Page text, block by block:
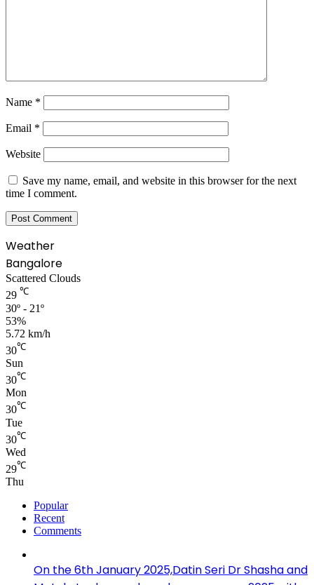
Name *
Email *
Website
Save my name, email, and website in this browser for the next
time I comment.
Weather
Bangalore
Scattered Clouds
29 ℃
30º - 21º
53%
5.72 km/h
30℃
Sun
30℃
Mon
30℃
Tue
30℃
Wed
29℃
Thu
Popular
Recent
Comments
On the 6th January 2025,Datin Seri Dr Shasha and